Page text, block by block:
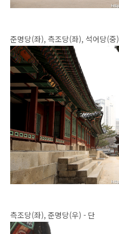
준명당(좌), 측조당(좌), 석어당(중)
측조당(좌),준명당(우) - 단